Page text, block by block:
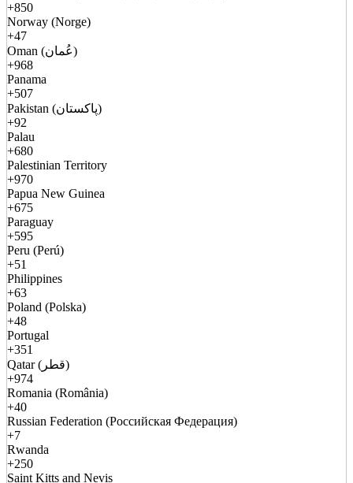
+850
Norway (Norge)
+47
Oman (عُمان)
+968
Panama
+507
Pakistan (پاکستان)
+92
Palau
+680
Palestinian Territory
+970
Papua New Guinea
+675
Paraguay
+595
Peru (Perú)
+51
Philippines
+63
Poland (Polska)
+48
Portugal
+351
Qatar (قطر)
+974
Romania (România)
+40
Russian Federation (Российская Федерация)
+7
Rwanda
+250
Saint Kitts and Nevis